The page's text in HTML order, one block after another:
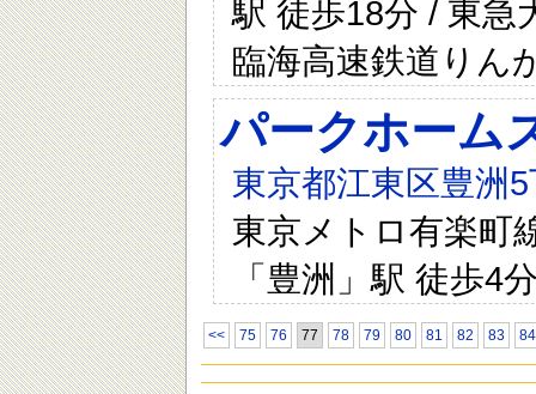
駅 徒歩18分 / 東急
臨海高速鉄道りん
パークホーム
東京都江東区豊洲
東京メトロ有楽町
「豊洲」駅 徒歩4
<< 75 76 77 78 79 80 81 82 83 84